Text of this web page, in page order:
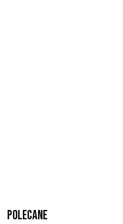
Polecane